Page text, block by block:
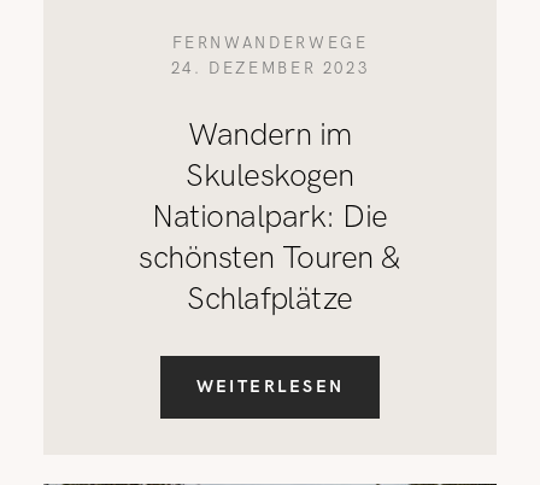
FERNWANDERWEGE
24. DEZEMBER 2023
Wandern im
Skuleskogen
Nationalpark: Die
schönsten Touren &
Schlafplätze
WEITERLESEN